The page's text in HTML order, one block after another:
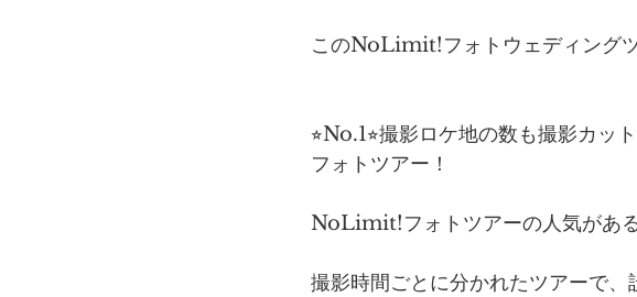
このNoLimit!フォトウェディング
⭐︎No.1⭐︎撮影ロケ地の数も撮影カッ
フォトツアー！
NoLimit!フォトツアーの人気がある
撮影時間ごとに分かれたツアーで、